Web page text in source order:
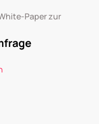
Paper zur